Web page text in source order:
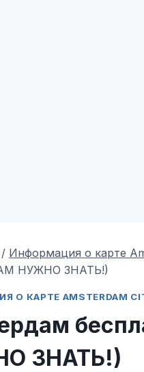
/ Информация о карте
НУЖНО ЗНАТЬ!)
О КАРТЕ AMSTERDAM
ЗНАТЬ!)